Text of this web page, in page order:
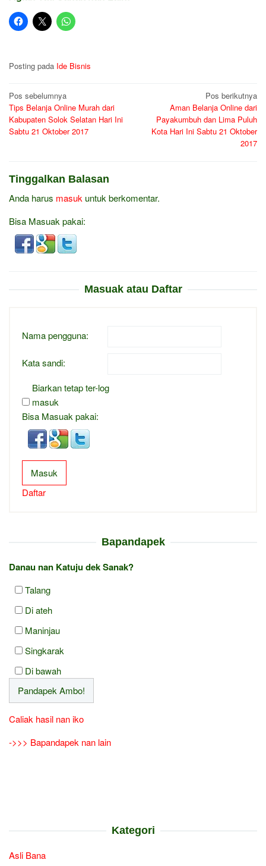
Posting pada Ide Bisnis
Navigasi
pos
Pos sebelumnya
Tips Belanja Online Murah dari
Kabupaten Solok Selatan Hari Ini
Sabtu 21 Oktober 2017
Pos berikutnya
Aman Belanja Online dari
Payakumbuh dan Lima Puluh
Kota Hari Ini Sabtu 21 Oktober
2017
Tinggalkan Balasan
Anda harus masuk untuk berkomentar.
Bisa Masuak pakai:
Masuak atau Daftar
Nama pengguna:
Kata sandi:
Biarkan tetap ter-log
masuk
Bisa Masuak pakai:
Masuk
Daftar
Bapandapek
Danau nan Katuju dek Sanak?
Talang
Di ateh
Maninjau
Singkarak
Di bawah
Caliak hasil nan iko
->>> Bapandapek nan lain
Kategori
Asli Bana